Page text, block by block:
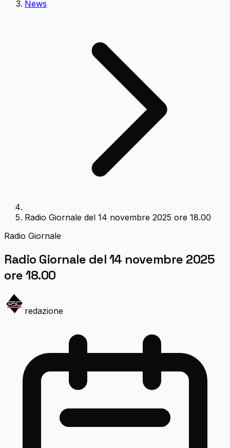
News
Radio Giornale del 14 novembre 2025 ore 18.00
Radio Giornale
Radio Giornale del 14 novembre 2025
ore 18.00
redazione